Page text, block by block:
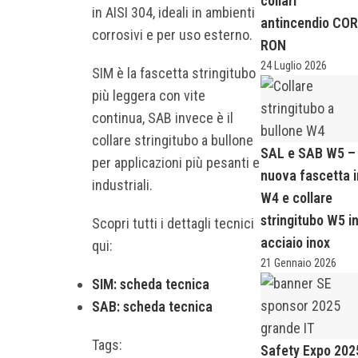
in AISI 304, ideali in ambienti
corrosivi e per uso esterno.
SIM è la fascetta stringitubo
più leggera con vite
continua, SAB invece è il
collare stringitubo a bullone
per applicazioni più pesanti e
industriali.
Scopri tutti i dettagli tecnici
qui:
SIM: scheda tecnica
SAB: scheda tecnica
Tags:
antincendio
RON
24 Luglio 2026
SAL e SAB W5 –
nuova fascetta
W4 e collare
stringitubo W5 in
acciaio inox
21 Gennaio 2026
Safety Expo